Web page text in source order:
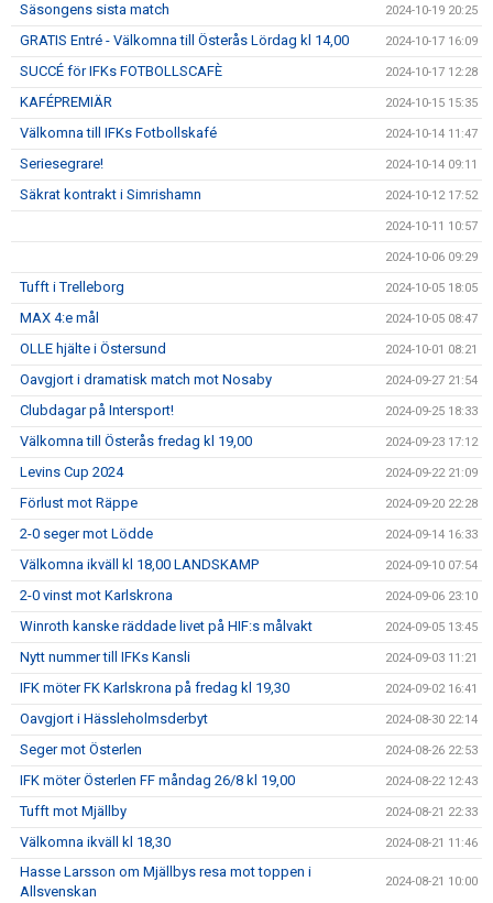
Säsongens sista match 2024-10-19 20:25
GRATIS Entré - Välkomna till Österås Lördag kl 14,00 2024-10-17 16:09
SUCCÉ för IFKs FOTBOLLSCAFÈ 2024-10-17 12:28
KAFÉPREMIÄR 2024-10-15 15:35
Välkomna till IFKs Fotbollskafé 2024-10-14 11:47
Seriesegrare! 2024-10-14 09:11
Säkrat kontrakt i Simrishamn 2024-10-12 17:52
2024-10-11 10:57
2024-10-06 09:29
Tufft i Trelleborg 2024-10-05 18:05
MAX 4:e mål 2024-10-05 08:47
OLLE hjälte i Östersund 2024-10-01 08:21
Oavgjort i dramatisk match mot Nosaby 2024-09-27 21:54
Clubdagar på Intersport! 2024-09-25 18:33
Välkomna till Österås fredag kl 19,00 2024-09-23 17:12
Levins Cup 2024 2024-09-22 21:09
Förlust mot Räppe 2024-09-20 22:28
2-0 seger mot Lödde 2024-09-14 16:33
Välkomna ikväll kl 18,00 LANDSKAMP 2024-09-10 07:54
2-0 vinst mot Karlskrona 2024-09-06 23:10
Winroth kanske räddade livet på HIF:s målvakt 2024-09-05 13:45
Nytt nummer till IFKs Kansli 2024-09-03 11:21
IFK möter FK Karlskrona på fredag kl 19,30 2024-09-02 16:41
Oavgjort i Hässleholmsderbyt 2024-08-30 22:14
Seger mot Österlen 2024-08-26 22:53
IFK möter Österlen FF måndag 26/8 kl 19,00 2024-08-22 12:43
Tufft mot Mjällby 2024-08-21 22:33
Välkomna ikväll kl 18,30 2024-08-21 11:46
Hasse Larsson om Mjällbys resa mot toppen i
Allsvenskan
2024-08-21 10:00